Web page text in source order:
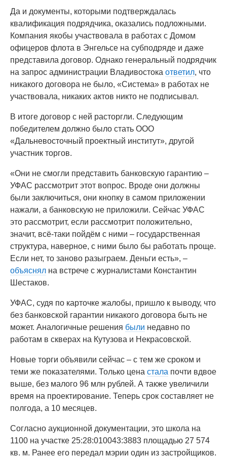
Да и документы, которыми подтверждалась
квалификация подрядчика, оказались подложными.
Компания якобы участвовала в работах с Домом
офицеров флота в Энгельсе на субподряде и даже
представила договор. Однако генеральный подрядчик
на запрос администрации Владивостока ответил, что
никакого договора не было, «Система» в работах не
участвовала, никаких актов никто не подписывал.
В итоге договор с ней расторгли. Следующим
победителем должно было стать ООО
«Дальневосточный проектный институт», другой
участник торгов.
«Они не смогли представить банковскую гарантию –
УФАС рассмотрит этот вопрос. Вроде они должны
были заключиться, они кнопку в самом приложении
нажали, а банковскую не приложили. Сейчас УФАС
это рассмотрит, если рассмотрит положительно,
значит, всё-таки пойдём с ними – государственная
структура, наверное, с ними было бы работать проще.
Если нет, то заново разыграем. Деньги есть», –
объяснял на встрече с журналистами Константин
Шестаков.
УФАС, судя по карточке жалобы, пришло к выводу, что
без банковской гарантии никакого договора быть не
может. Аналогичные решения были недавно по
работам в скверах на Кутузова и Некрасовской.
Новые торги объявили сейчас – с тем же сроком и
теми же показателями. Только цена стала почти вдвое
выше, без малого 96 млн рублей. А также увеличили
время на проектирование. Теперь срок составляет не
полгода, а 10 месяцев.
Согласно аукционной документации, это школа на
1100 на участке 25:28:010043:3883 площадью 27 574
кв. м. Ранее его передал мэрии один из застройщиков.